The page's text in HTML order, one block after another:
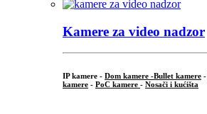
Kamere za video nadzor
IP kamere - Dom kamere -Bullet kamere -
kamere - PoC kamere - Nosači i kućišta